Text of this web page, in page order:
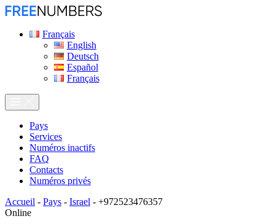
Français
English
Deutsch
Español
Français
Pays
Services
Numéros inactifs
FAQ
Contacts
Numéros privés
Accueil - Pays - Israel - +972523476357
Online